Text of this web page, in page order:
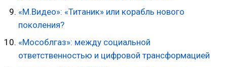
«М.Видео»: «Титаник» или корабль нового
поколения?
«Мособлгаз»: между социальной
ответственностью и цифровой трансформацией